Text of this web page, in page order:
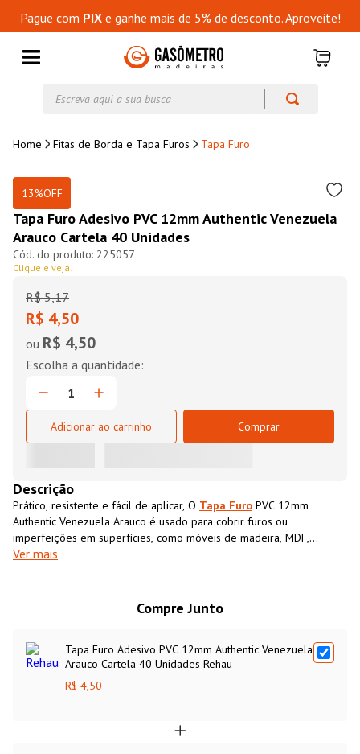
Pague com PIXe ganhe mais de 5% de desconto. Aproveite!
Fitas de Borda e Tapa Furos Tapa Furo
13%OFF
Tapa Furo Adesivo PVC 12mm Authentic Venezuela
Arauco Cartela 40 Unidades
225057
Clique e veja!
R$ 5,17
R$ 4,50
ou R$ 4,50
Adicionar ao carrinho Comprar
Descrição
Prático, resistente e fácil de aplicar, O Tapa Furo PVC 12mm
Authentic Venezuela Arauco é usado para cobrir furos ou
imperfeições em superfícies, como móveis de madeira, MDF,
compensados, entre outros. Projetado para ser aplicado diretamente
ao MDF, proporcionando um acabamento limpo e uniforme.
Ver mais
Compre Junto
Tapa Furo Adesivo PVC 12mm Authentic Venezuela
Arauco Cartela 40 Unidades Rehau
R$ 4,50